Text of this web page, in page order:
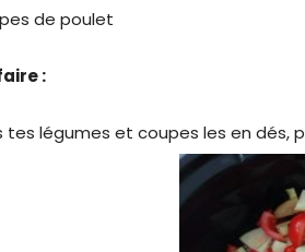
de poulet
:
tes légumes et coupes les en dés,